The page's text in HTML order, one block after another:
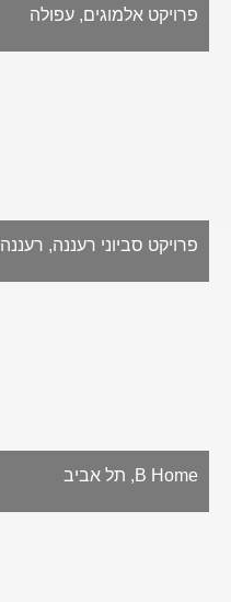
פרויקט אלמוגים, עפולה
פרויקט סביוני רעננה, רעננה
B Home, תל אביב